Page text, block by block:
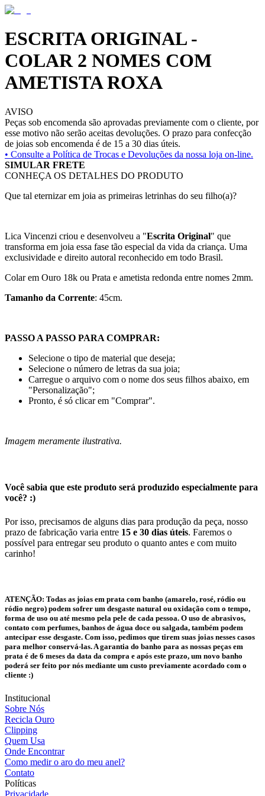
ESCRITA ORIGINAL -
COLAR 2 NOMES COM
AMETISTA ROXA
AVISO
Peças sob encomenda são aprovadas previamente com o cliente, por
esse motivo não serão aceitas devoluções. O prazo para confecção
de joias sob encomenda é de 15 a 30 dias úteis.
• Consulte a Política de Trocas e Devoluções da nossa loja on-line.
SIMULAR FRETE
CONHEÇA OS DETALHES DO PRODUTO
Que tal eternizar em joia as primeiras letrinhas do seu filho(a)?
Lica Vincenzi criou e desenvolveu a "Escrita Original" que
transforma em joia essa fase tão especial da vida da criança. Uma
exclusividade e direito autoral reconhecido em todo Brasil.
Colar em Ouro 18k ou Prata e ametista redonda entre nomes 2mm.
Tamanho da Corrente: 45cm.
PASSO A PASSO PARA COMPRAR:
Selecione o tipo de material que deseja;
Selecione o número de letras da sua joia;
Carregue o arquivo com o nome dos seus filhos abaixo, em
"Personalização";
Pronto, é só clicar em "Comprar".
Imagem meramente ilustrativa.
Você sabia que este produto será produzido especialmente para
você? :)
Por isso, precisamos de alguns dias para produção da peça, nosso
prazo de fabricação varia entre 15 e 30 dias úteis. Faremos o
possível para entregar seu produto o quanto antes e com muito
carinho!
ATENÇÃO: Todas as joias em prata com banho (amarelo, rosé, ródio ou
ródio negro) podem sofrer um desgaste natural ou oxidação com o tempo,
forma de uso ou até mesmo pela pele de cada pessoa. O uso de abrasivos,
contato com perfumes, banhos de água doce ou salgada, também podem
antecipar esse desgaste. Com isso, pedimos que tirem suas joias nesses casos
para melhor conservá-las. A garantia do banho para as nossas peças em
prata é de 6 meses da data da compra e após este prazo, um novo banho
poderá ser feito por nós mediante um custo previamente acordado com o
cliente :)
Institucional
Sobre Nós
Recicla Ouro
Clipping
Quem Usa
Onde Encontrar
Como medir o aro do meu anel?
Contato
Políticas